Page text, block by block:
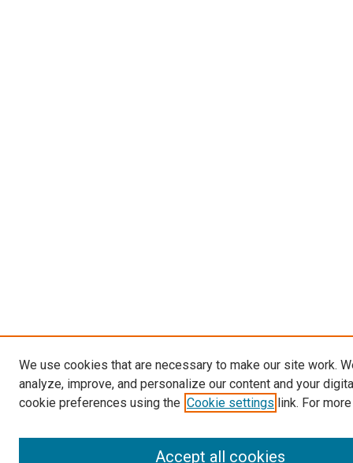
We use cookies that are necessary to make our site work.
analyze, improve, and personalize our content and your
cookie preferences using the Cookie settings link. For
Accept all cookies